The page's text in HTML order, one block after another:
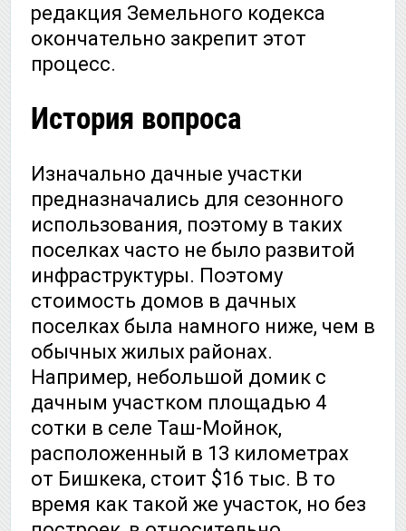
редакция Земельного кодекса
окончательно закрепит этот
процесс.
История вопроса
Изначально дачные участки
предназначались для сезонного
использования, поэтому в таких
поселках часто не было развитой
инфраструктуры. Поэтому
стоимость домов в дачных
поселках была намного ниже, чем в
обычных жилых районах.
Например, небольшой домик с
дачным участком площадью 4
сотки в селе Таш-Мойнок,
расположенный в 13 километрах
от Бишкека, стоит $16 тыс. В то
время как такой же участок, но без